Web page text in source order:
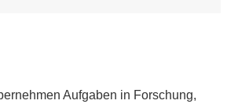
Aufgaben in Forschung,